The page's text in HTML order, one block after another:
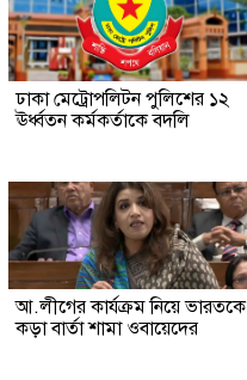
ঢাকা মেট্রোপলিটন পুলিশের ১২
ঊর্ধ্বতন কর্মকর্তাকে বদলি
আ.লীগের কার্যক্রম নিয়ে ভারতকে
কড়া বার্তা শামা ওবায়েদের